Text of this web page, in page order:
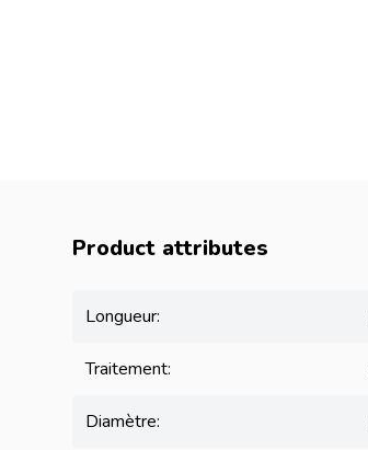
Product attributes
Longueur:
Traitement:
Diamètre: